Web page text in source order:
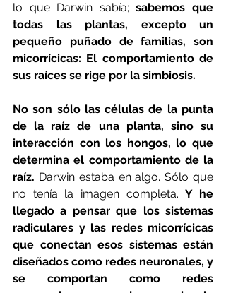
lo que Darwin sabía; sabemos que
todas las plantas, excepto un
pequeño puñado de familias, son
micorrícicas: El comportamiento de
sus raíces se rige por la simbiosis.
No son sólo las células de la punta
de la raíz de una planta, sino su
interacción con los hongos, lo que
determina el comportamiento de la
raíz. Darwin estaba en algo. Sólo que
no tenía la imagen completa. Y he
llegado a pensar que los sistemas
radiculares y las redes micorrícicas
que conectan esos sistemas están
diseñados como redes neuronales, y
se comportan como redes